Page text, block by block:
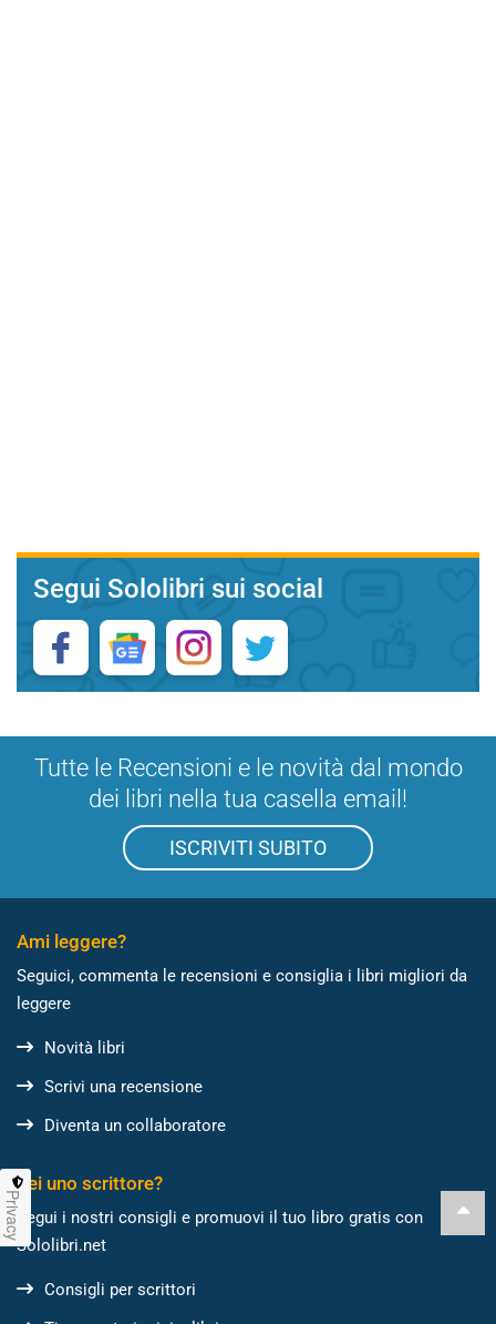
Segui Sololibri sui social
Tutte le Recensioni e le novità dal mondo
dei libri nella tua casella email!
ISCRIVITI SUBITO
Ami leggere?
Seguici, commenta le recensioni e consiglia i libri migliori da
leggere
Novità libri
Scrivi una recensione
Diventa un collaboratore
Sei uno scrittore?
Segui i nostri consigli e promuovi il tuo libro gratis con
Sololibri.net
Consigli per scrittori
Privacy